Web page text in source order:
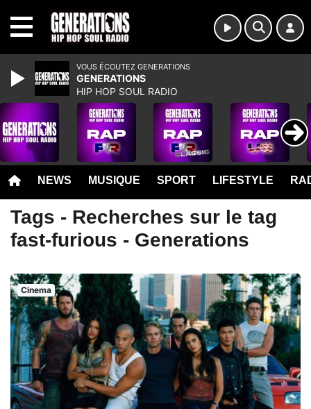
NEWS MUSIQUE SPORT LIFESTYLE
Tags - Recherches sur le tag
fast-furious - Generations
Cinema
VOUS ÉCOUTEZ GENERATIONS
GENERATIONS
HIP HOP SOUL RADIO